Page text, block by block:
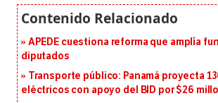
APEDE cuestiona reforma que amplía
diputados
Transporte público: Panamá proyecta
eléctricos con apoyo del BID por $26